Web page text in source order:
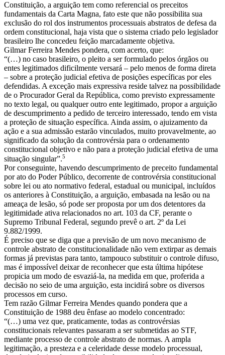
Constituição, a arguição tem como referencial os preceitos
fundamentais da Carta Magna, fato este que não possibilita sua
exclusão do rol dos instrumentos processuais abstratos de defesa da
ordem constitucional, haja vista que o sistema criado pelo legislador
brasileiro lhe concedeu feição marcadamente objetiva.
Gilmar Ferreira Mendes pondera, com acerto, que:
“(…) no caso brasileiro, o pleito a ser formulado pelos órgãos ou
entes legitimados dificilmente versará – pelo menos de forma direta
– sobre a proteção judicial efetiva de posições específicas por eles
defendidas. A exceção mais expressiva reside talvez na possibilidade
de o Procurador Geral da República, como previsto expressamente
no texto legal, ou qualquer outro ente legitimado, propor a arguição
de descumprimento a pedido de terceiro interessado, tendo em vista
a proteção de situação específica. Ainda assim, o ajuizamento da
ação e a sua admissão estarão vinculados, muito provavelmente, ao
significado da solução da controvérsia para o ordenamento
constitucional objetivo e não para a proteção judicial efetiva de uma
situação singular”.5
Por conseguinte, havendo descumprimento de preceito fundamental
por ato do Poder Público, decorrente de controvérsia constitucional
sobre lei ou ato normativo federal, estadual ou municipal, incluídos
os anteriores à Constituição, a arguição, embasada na lesão ou na
ameaça de lesão, só pode ser proposta por um dos detentores da
legitimidade ativa relacionados no art. 103 da CF, perante o
Supremo Tribunal Federal, segundo prevê o art. 2º da Lei
9.882/1999.
É preciso que se diga que a previsão de um novo mecanismo de
controle abstrato de constitucionalidade não vem extirpar as demais
formas já previstas para tanto, tampouco substituir o controle difuso,
mas é impossível deixar de reconhecer que esta última hipótese
propicia um modo de esvaziá-la, na medida em que, proferida a
decisão no seio de uma arguição, esta incidirá sobre os diversos
processos em curso.
Tem razão Gilmar Ferreira Mendes quando pondera que a
Constituição de 1988 deu ênfase ao modelo concentrado:
“(…) uma vez que, praticamente, todas as controvérsias
constitucionais relevantes passaram a ser submetidas ao STF,
mediante processo de controle abstrato de normas. A ampla
legitimação, a presteza e a celeridade desse modelo processual,